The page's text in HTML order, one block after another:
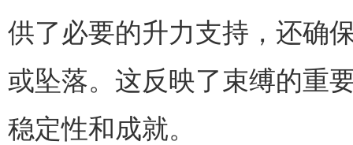
供了必要的升力支持，还确
或坠落。这反映了束缚的重
稳定性和成就。